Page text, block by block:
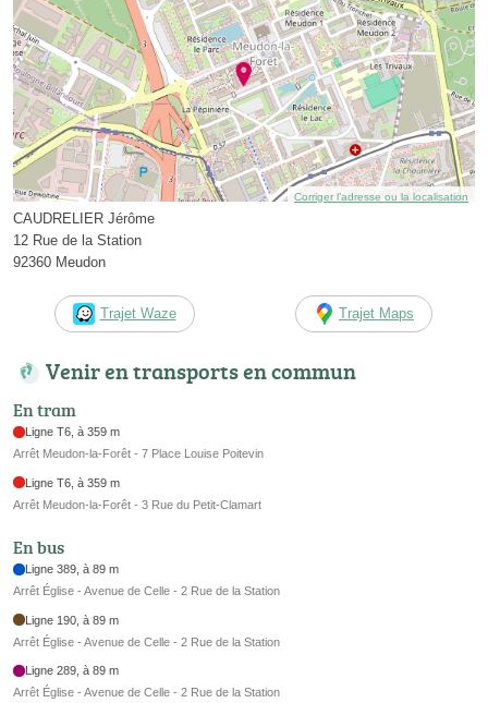
Corriger l’adresse ou la localisation
CAUDRELIER Jérôme
12 Rue de la Station
92360 Meudon
Trajet Waze Trajet Maps
Venir en transports en commun
En tram
Ligne T6, à 359 m
Arrêt Meudon-la-Forêt - 7 Place Louise Poitevin
Ligne T6, à 359 m
Arrêt Meudon-la-Forêt - 3 Rue du Petit-Clamart
En bus
Ligne 389, à 89 m
Arrêt Église - Avenue de Celle - 2 Rue de la Station
Ligne 190, à 89 m
Arrêt Église - Avenue de Celle - 2 Rue de la Station
Ligne 289, à 89 m
Arrêt Église - Avenue de Celle - 2 Rue de la Station